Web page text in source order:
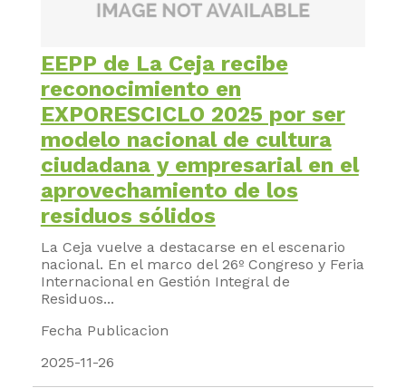
EEPP de La Ceja recibe
reconocimiento en
EXPORESCICLO 2025 por ser
modelo nacional de cultura
ciudadana y empresarial en el
aprovechamiento de los
residuos sólidos
La Ceja vuelve a destacarse en el escenario
nacional. En el marco del 26º Congreso y Feria
Internacional en Gestión Integral de
Residuos...
Fecha Publicacion
2025-11-26